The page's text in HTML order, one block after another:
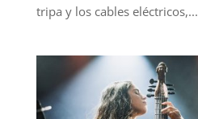
tripa y los cables eléctricos,...